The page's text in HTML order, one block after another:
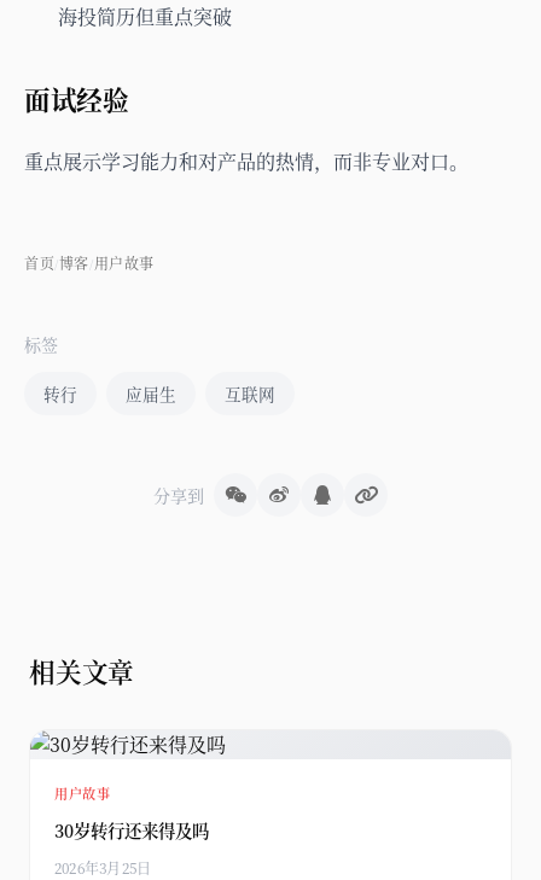
海投简历但重点突破
面试经验
重点展示学习能力和对产品的热情，而非专业对口。
首页 博客 用户故事
标签
转行 应届生 互联网
分享到
相关文章
用户故事
30岁转行还来得及吗
2026年3月25日